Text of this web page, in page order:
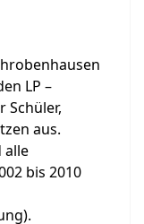
LP –
Schüler,
aus.
alle
bis 2010